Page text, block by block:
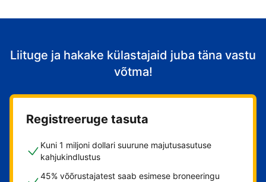
Liituge ja hakake külastajaid juba täna vastu
võtma!
Registreeruge tasuta
Kuni 1 miljoni dollari suurune majutusasutuse
kahjukindlustus
45% võõrustajatest saab esimese broneeringu